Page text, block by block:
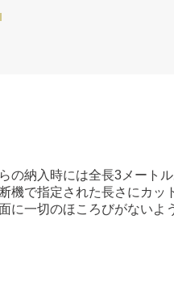
の納入時には全長3メートル
機で指定された長さにカッ
に一切のほころびがないよ